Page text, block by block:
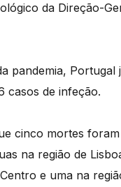
da Direção-
pandemia, Portugal
casos de infeção.
cinco mortes
na região de
e uma na